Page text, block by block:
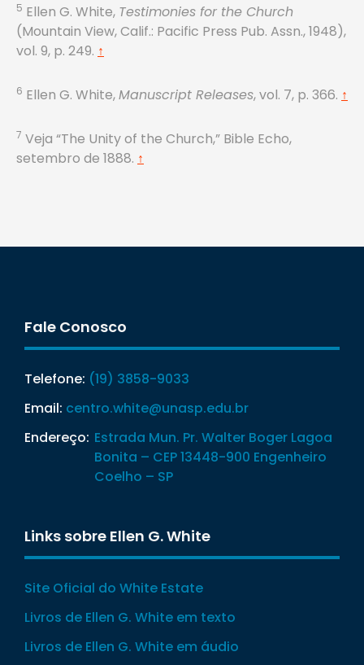
5 Ellen G. White, Testimonies for the Church
(Mountain View, Calif.: Pacific Press Pub. Assn., 1948),
vol. 9, p. 249. ↑
6 Ellen G. White,Manuscript Releases, vol. 7, p. 366. ↑
7 Veja “The Unity of the Church,” Bible Echo,
setembro de 1888. ↑
Fale Conosco
Telefone: (19) 3858-9033
Email: centro.white@unasp.edu.br
Endereço: Estrada Mun. Pr. Walter Boger Lagoa
Bonita – CEP 13448-900 Engenheiro
Coelho – SP
Links sobre Ellen G. White
Site Oficial do White Estate
Livros de Ellen G. White em texto
Livros de Ellen G. White em áudio